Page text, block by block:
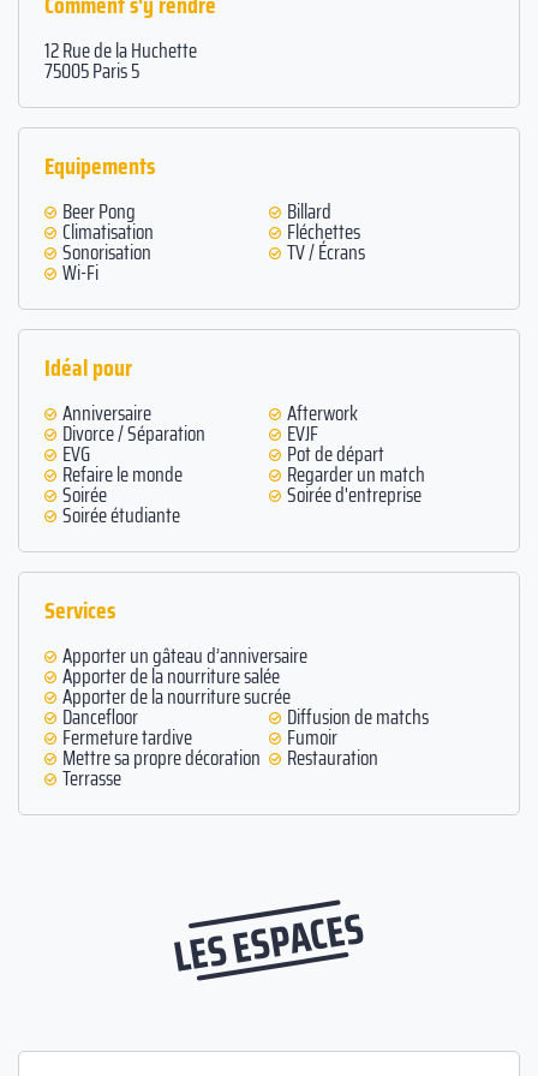
12 Rue de la Huchette
75005 Paris 5
Equipements
Beer Pong Billard
Climatisation Fléchettes
Sonorisation TV / Écrans
Wi-Fi
Idéal pour
Anniversaire Afterwork
Divorce / Séparation EVJF
EVG Pot de départ
Refaire le monde Regarder un match
Soirée Soirée d'entreprise
Soirée étudiante
Services
Apporter un gâteau d’anniversaire
Apporter de la nourriture salée
Apporter de la nourriture sucrée
Dancefloor Diffusion de matchs
Fermeture tardive Fumoir
Mettre sa propre décoration Restauration
Terrasse
LES ESPACES